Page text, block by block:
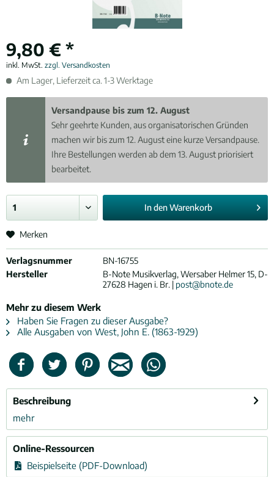
9,80 € *
inkl. MwSt. zzgl. Versandkosten
Am Lager, Lieferzeit ca. 1-3 Werktage
Versandpause bis zum 12. August
Sehr geehrte Kunden, aus organisatorischen Gründen
machen wir bis zum 12. August eine kurze Versandpause.
Ihre Bestellungen werden ab dem 13. August priorisiert
bearbeitet.
In denWarenkorb
Merken
Verlagsnummer
BN-16755
Hersteller
B-Note Musikverlag, Wersaber Helmer 15, D-
27628 Hagen i. Br. | post@bnote.de
Mehr zu diesem Werk
Haben Sie Fragen zu dieser Ausgabe?
Alle Ausgaben von West, John E. (1863-1929)
Beschreibung
mehr
Online-Ressourcen
Beispielseite (PDF-Download)